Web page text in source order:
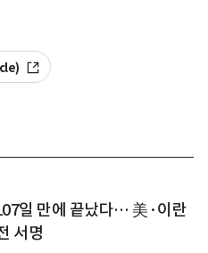
일 만에 끝났다… 美·이란
서명